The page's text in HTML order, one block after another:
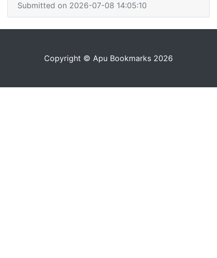
Submitted on 2026-07-08 14:05:10
Copyright © Apu Bookmarks 2026